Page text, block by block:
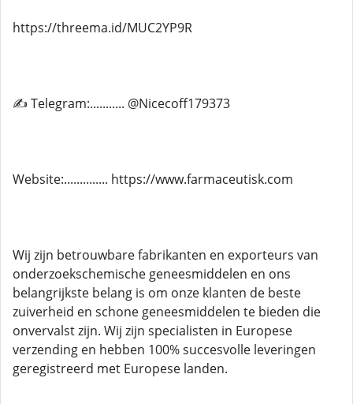
https://threema.id/MUC2YP9R
✍ Telegram:........... @Nicecoff179373
Website:.............. https://www.farmaceutisk.com
Wij zijn betrouwbare fabrikanten en exporteurs van
onderzoekschemische geneesmiddelen en ons
belangrijkste belang is om onze klanten de beste
zuiverheid en schone geneesmiddelen te bieden die
onvervalst zijn. Wij zijn specialisten in Europese
verzending en hebben 100% succesvolle leveringen
geregistreerd met Europese landen.